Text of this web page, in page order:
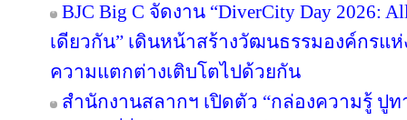
BJC Big C จัดงาน “DiverCity Day 2026:
เดียวกัน” เดินหน้าสร้างวัฒนธรรมองค์กรแ
ความแตกต่างเติบโตไปด้วยกัน
สำนักงานสลากฯ เปิดตัว “กล่องความรู้ ปูท